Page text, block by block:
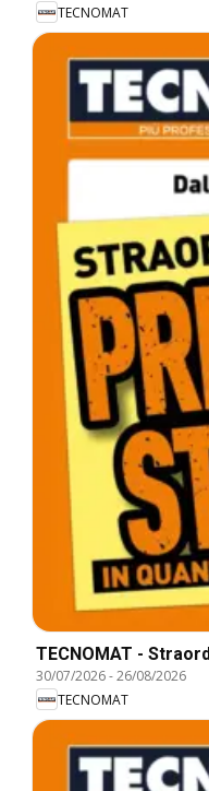
TECNOMAT
TECNOMAT -
30/07/2026-26/08/2026
TECNOMAT